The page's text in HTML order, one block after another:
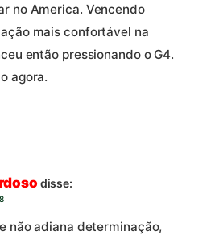
no America. Vencendo
mais confortável na
então pressionando o G4.
agora.
disse:
não adiana determinação,